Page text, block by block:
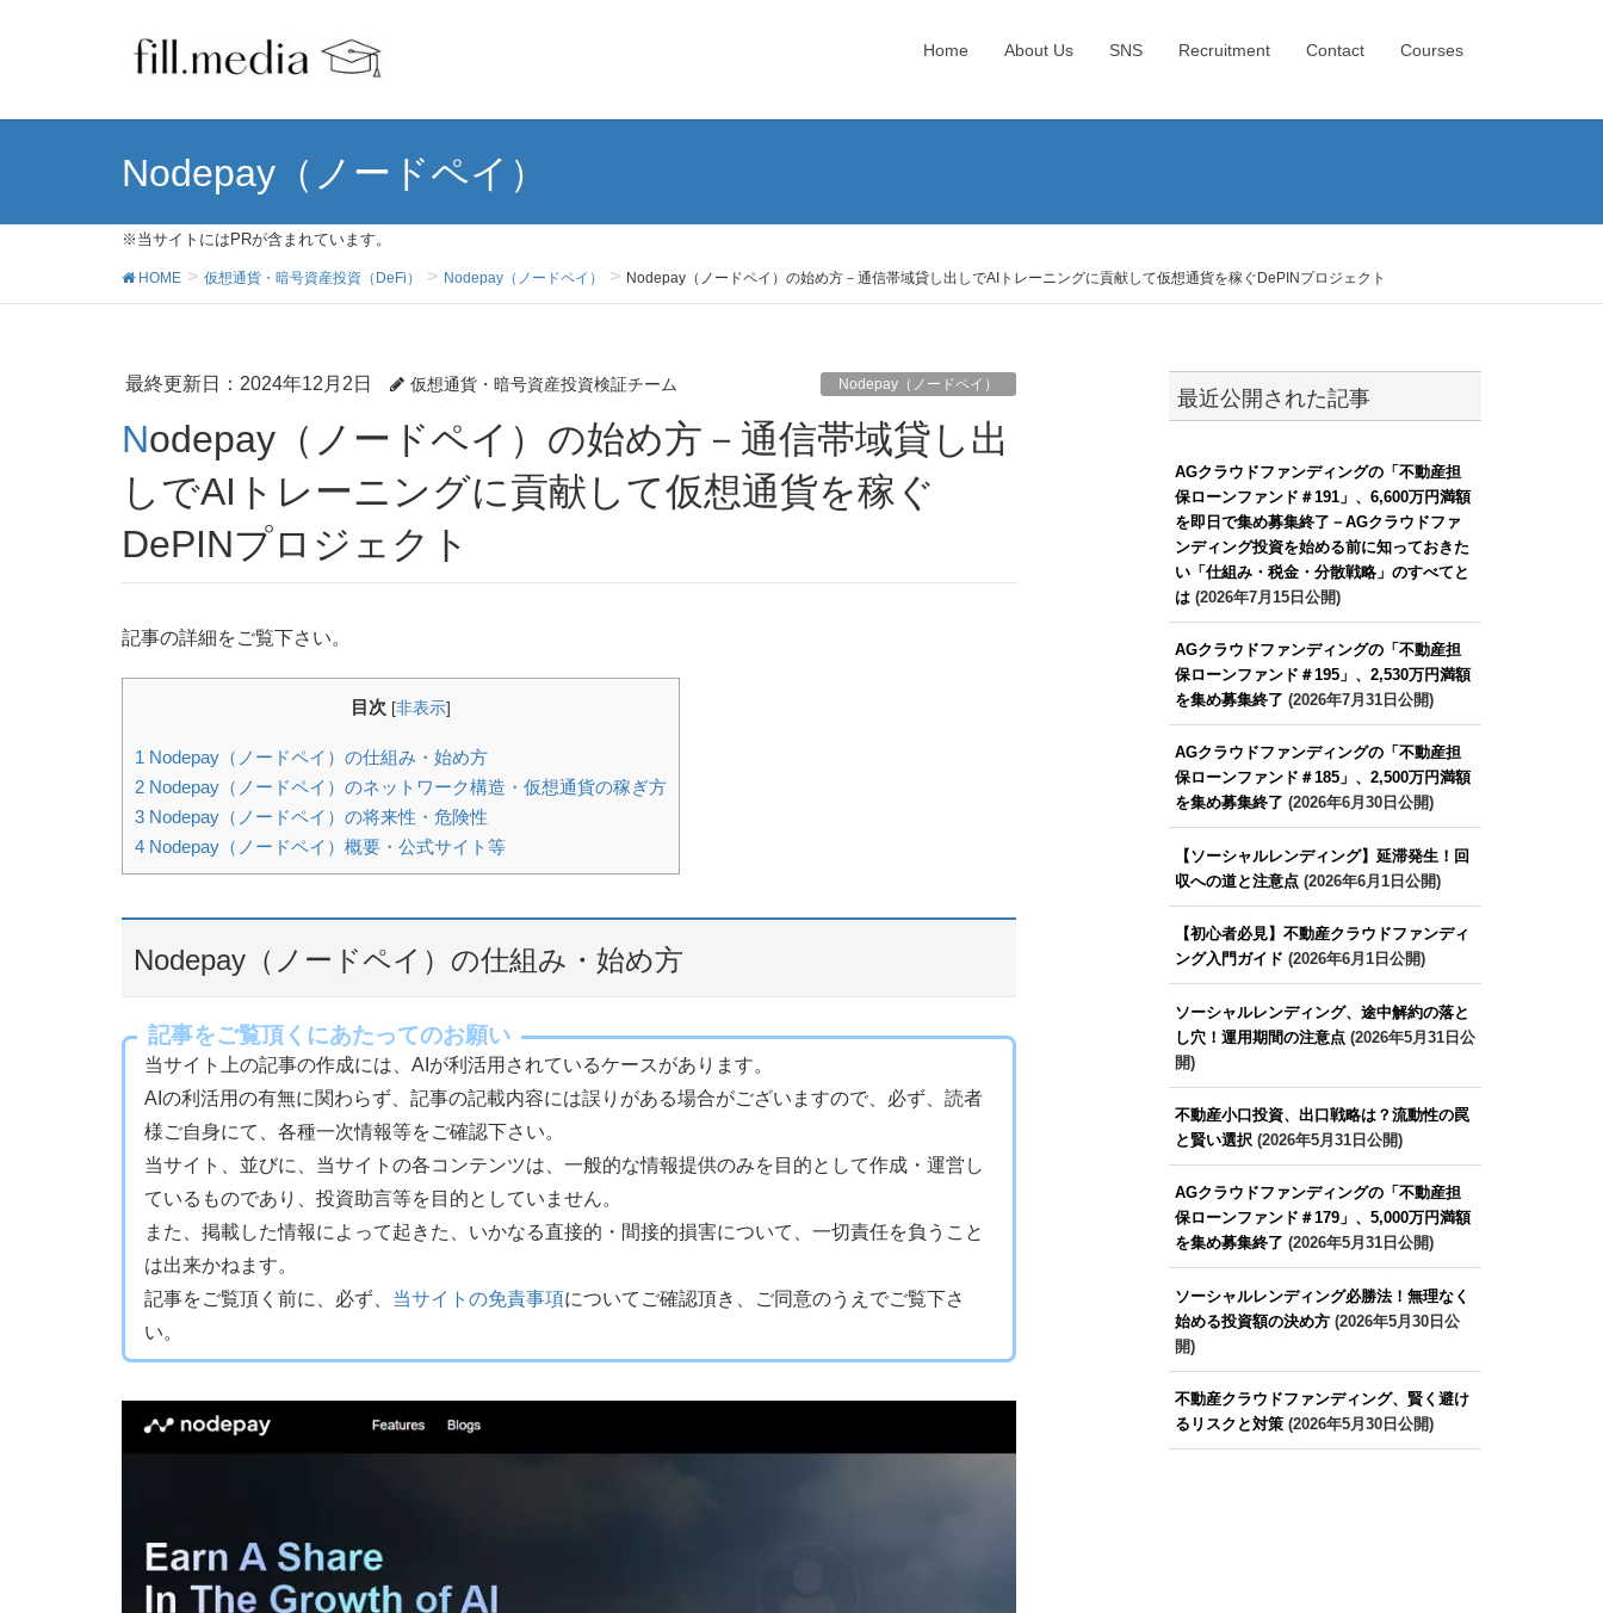
Home About Us SNS Recruitment Contact Courses
Nodepay（ノードペイ）
※当サイトにはPRが含まれています。
HOME 仮想通貨・暗号資産投資（DeFi） Nodepay（ノードペイ） Nodepay（ノードペイ）の始め方－通信帯域貸し出しでAIトレーニングに貢献して仮想通貨を稼ぐDePINプロジェクト
最終更新日：2024年12月2日 仮想通貨・暗号資産投資検証チーム Nodepay（ノードペイ）
Nodepay（ノードペイ）の始め方－通信帯域貸し出
しでAIトレーニングに貢献して仮想通貨を稼ぐ
DePINプロジェクト
記事の詳細をご覧下さい。
目次 [非表示]
1 Nodepay（ノードペイ）の仕組み・始め方
2 Nodepay（ノードペイ）のネットワーク構造・仮想通貨の稼ぎ方
3 Nodepay（ノードペイ）の将来性・危険性
4 Nodepay（ノードペイ）概要・公式サイト等
Nodepay（ノードペイ）の仕組み・始め方
記事をご覧頂くにあたってのお願い
当サイト上の記事の作成には、AIが利活用されているケースがあります。
AIの利活用の有無に関わらず、記事の記載内容には誤りがある場合がございますので、必ず、読者
様ご自身にて、各種一次情報等をご確認下さい。
当サイト、並びに、当サイトの各コンテンツは、一般的な情報提供のみを目的として作成・運営し
ているものであり、投資助言等を目的としていません。
また、掲載した情報によって起きた、いかなる直接的・間接的損害について、一切責任を負うこと
は出来かねます。
記事をご覧頂く前に、必ず、 当サイトの免責事項についてご確認頂き、ご同意のうえでご覧下さ
い。
最近公開された記事
AGクラウドファンディングの「不動産担
保ローンファンド＃191」、6,600万円満額
を即日で集め募集終了－AGクラウドファ
ンディング投資を始める前に知っておきた
い「仕組み・税金・分散戦略」のすべてと
は(2026年7月15日公開)
AGクラウドファンディングの「不動産担
保ローンファンド＃195」、2,530万円満額
を集め募集終了 (2026年7月31日公開)
AGクラウドファンディングの「不動産担
保ローンファンド＃185」、2,500万円満額
を集め募集終了 (2026年6月30日公開)
【ソーシャルレンディング】延滞発生！回
収への道と注意点(2026年6月1日公開)
【初心者必見】不動産クラウドファンディ
ング入門ガイド (2026年6月1日公開)
ソーシャルレンディング、途中解約の落と
し穴！運用期間の注意点(2026年5月31日公
開)
不動産小口投資、出口戦略は？流動性の罠
と賢い選択(2026年5月31日公開)
AGクラウドファンディングの「不動産担
保ローンファンド＃179」、5,000万円満額
を集め募集終了 (2026年5月31日公開)
ソーシャルレンディング必勝法！無理なく
始める投資額の決め方(2026年5月30日公
開)
不動産クラウドファンディング、賢く避け
るリスクと対策(2026年5月30日公開)